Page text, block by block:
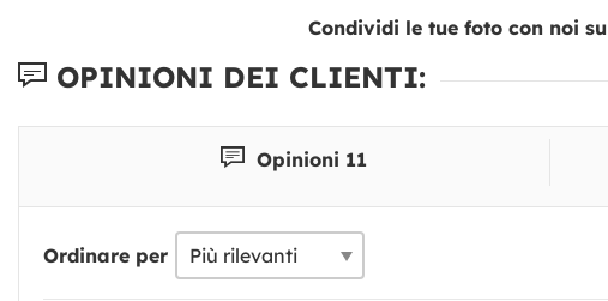
Condividi le tue foto con noi su
OPINIONI DEI CLIENTI:
Opinioni 11
Ordinare per